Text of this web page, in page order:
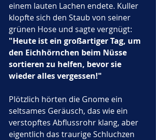
einem lauten Lachen endete. Kuller
klopfte sich den Staub von seiner
grünen Hose und sagte vergnügt:
"Heute ist ein großartiger Tag, um
den Eichhörnchen beim Nüsse
sortieren zu helfen, bevor sie
wieder alles vergessen!"
Plötzlich hörten die Gnome ein
seltsames Geräusch, das wie ein
verstopftes Abflussrohr klang, aber
eigentlich das traurige Schluchzen